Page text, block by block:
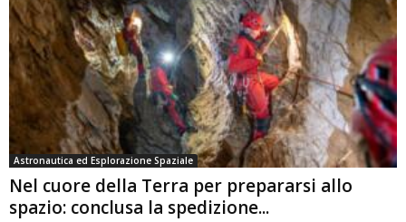
Astronautica ed Esplorazione Spaziale
Nel cuore della Terra per prepararsi allo
spazio: conclusa la spedizione...